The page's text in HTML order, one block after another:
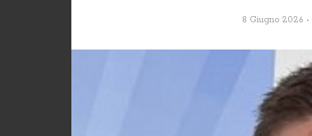
8 Giugno 2026